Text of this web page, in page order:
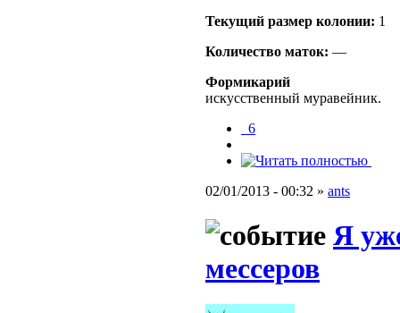
Текущий размер кoлонии: 1
Количество маток: —
Формикарий
искусственный муравейник.
_6
02/01/2013 - 00:32 » ants
Я
мессеров